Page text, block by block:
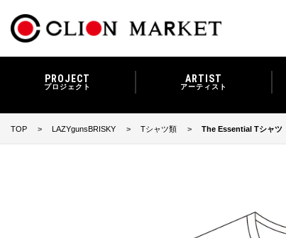
PROJECT
プロジェクト
ARTIST
アーティスト
TOP LAZYgunsBRISKY Tシャツ類 The Essential Tシャツ